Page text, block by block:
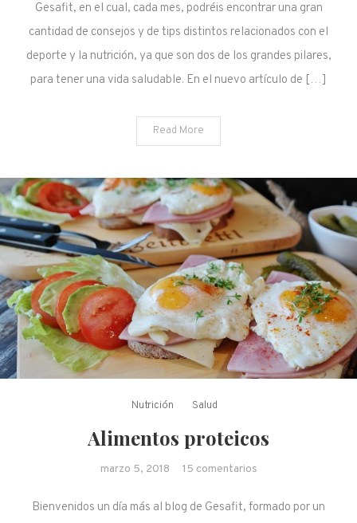
Gesafit, en el cual, cada mes, podréis encontrar una gran
cantidad de consejos y de tips distintos relacionados con el
deporte y la nutrición, ya que son dos de los grandes pilares,
para tener una vida saludable. En el nuevo artículo de […]
Read More
Nutrición Salud
Alimentos proteicos
marzo 5, 2018 15 comentarios
Bienvenidos un día más al blog de Gesafit, formado por un